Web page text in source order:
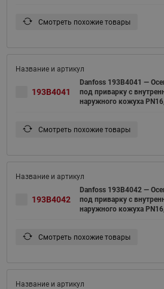
Смотреть похожие товары
193B4041
Danfoss 193B4041 —
под приварку c
наружного кожуха
Смотреть похожие товары
193B4042
Danfoss 193B4042 —
под приварку c
наружного кожуха
Смотреть похожие товары